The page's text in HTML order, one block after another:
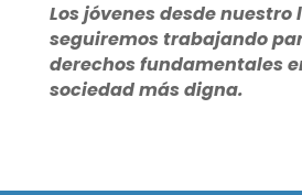
Los jóvenes desde nuestro
seguiremos trabajando
derechos fundamentales
sociedad más digna.